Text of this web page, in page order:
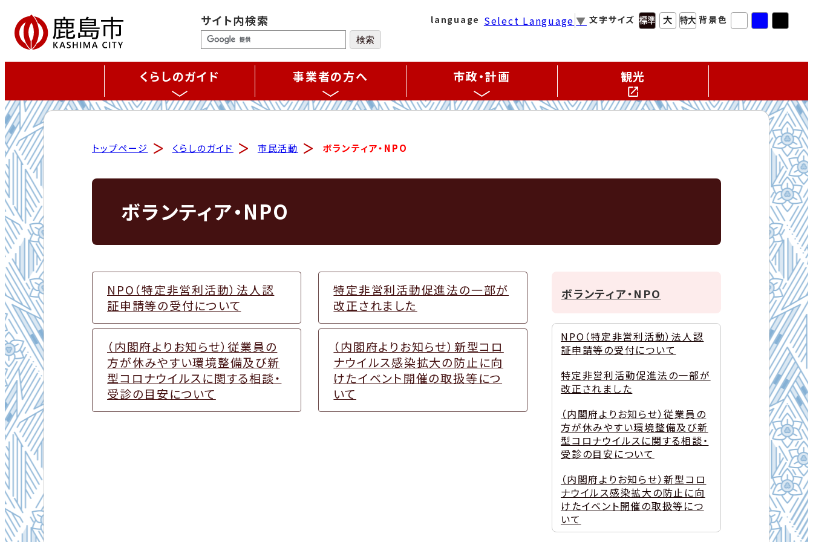
サイト内検索 language Select Language ▼ 文字サイズ 背景色
くらしのガイド 事業者の方へ 市政・計画 観光
トップページ くらしのガイド 市民活動 ボランティア・NPO
ボランティア・NPO
NPO（特定非営利活動）法人認
証申請等の受付について
特定非営利活動促進法の一部が
改正されました
（内閣府よりお知らせ）従業員の
方が休みやすい環境整備及び新
型コロナウイルスに関する相談・
受診の目安について
（内閣府よりお知らせ）新型コロ
ナウイルス感染拡大の防止に向
けたイベント開催の取扱等につ
いて
ボランティア・NPO
NPO（特定非営利活動）法人認
証申請等の受付について
特定非営利活動促進法の一部が
改正されました
（内閣府よりお知らせ）従業員の
方が休みやすい環境整備及び新
型コロナウイルスに関する相談・
受診の目安について
（内閣府よりお知らせ）新型コロ
ナウイルス感染拡大の防止に向
けたイベント開催の取扱等につ
いて